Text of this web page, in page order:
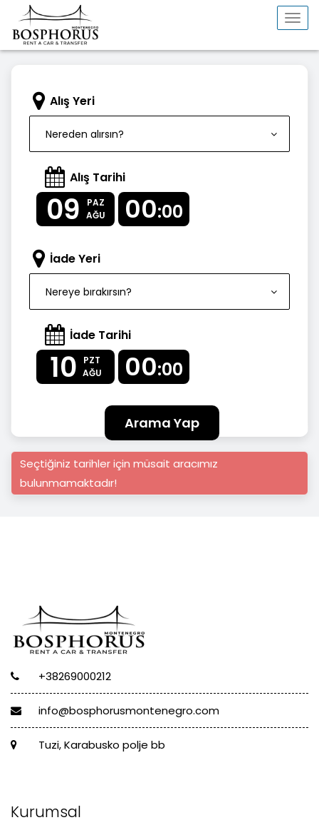
Alış Yeri
Nereden alırsın?
Alış Tarihi
09
PAZ
AĞU
00:00
İade Yeri
Nereye bırakırsın?
İade Tarihi
10
PZT
AĞU
00:00
Arama Yap
Seçtiğiniz tarihler için müsait aracımız
bulunmamaktadır!
+38269000212
info@bosphorusmontenegro.com
Tuzi, Karabusko polje bb
Kurumsal